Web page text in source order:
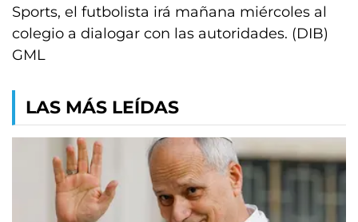
Sports, el futbolista irá mañana miércoles al
colegio a dialogar con las autoridades. (DIB)
GML
LAS MÁS LEÍDAS